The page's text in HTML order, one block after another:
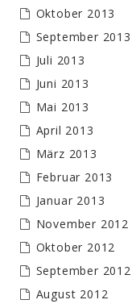
Oktober 2013
September 2013
Juli 2013
Juni 2013
Mai 2013
April 2013
März 2013
Februar 2013
Januar 2013
November 2012
Oktober 2012
September 2012
August 2012